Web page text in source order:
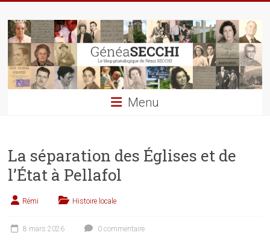
content
GénéaSECCHI
Le
blog
généalogique
de
Menu
La séparation des Églises et de
l’État à Pellafol
Rémi Histoire locale
8 mars 2026 0 commentaire